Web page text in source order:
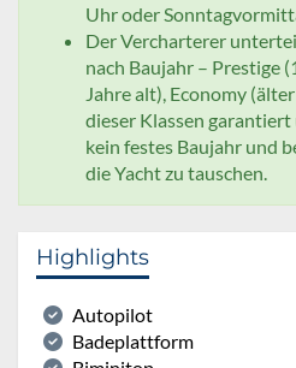
Uhr oder
Der Vercharterer
nach Baujahr – Prestige
Jahre alt), Economy
dieser Klassen
kein festes Baujahr und
die Yacht zu tauschen.
Highlights
Autopilot
Badeplattform